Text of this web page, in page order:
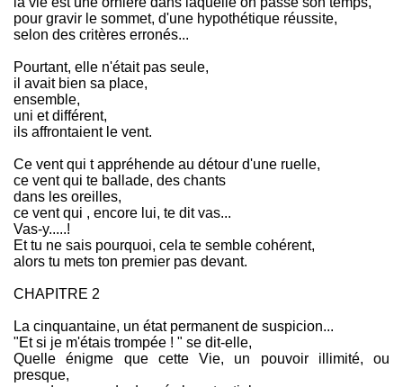
pour gravir le sommet, d'une hypothétique réussite,
selon des critères erronés...
Pourtant, elle n'était pas seule,
il avait bien sa place,
ensemble,
uni et différent,
ils affrontaient le vent.
Ce vent qui t appréhende au détour d'une ruelle,
ce vent qui te ballade, des chants
dans les oreilles,
ce vent qui , encore lui, te dit vas...
Vas-y.....!
Et tu ne sais pourquoi, cela te semble cohérent,
alors tu mets ton premier pas devant.
CHAPITRE 2
La cinquantaine, un état permanent de suspicion...
"Et si je m'étais trompée ! " se dit-elle,
Quelle énigme que cette Vie, un pouvoir illimité, ou
presque,